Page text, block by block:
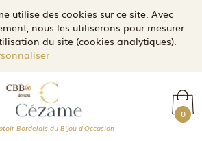
utilise des cookies sur ce site. Avec
nous les utiliserons pour mesurer
du site (cookies analytiques).
0
Bordelais du Bijou d'Occasion